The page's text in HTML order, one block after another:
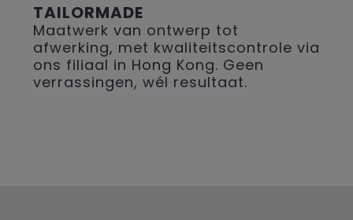
TAILORMADE
Maatwerk van ontwerp tot
afwerking, met kwaliteitscontrole via
ons filiaal in Hong Kong. Geen
verrassingen, wél resultaat.